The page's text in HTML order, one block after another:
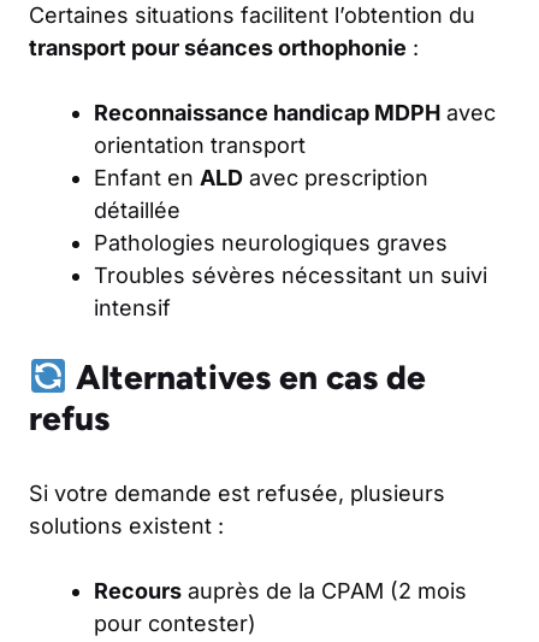
Certaines situations facilitent l’obtention du
transport pour séances orthophonie :
Reconnaissance handicap MDPH avec
orientation transport
Enfant en ALD avec prescription
détaillée
Pathologies neurologiques graves
Troubles sévères nécessitant un suivi
intensif
Alternatives en cas de
refus
Si votre demande est refusée, plusieurs
solutions existent :
Recours auprès de la CPAM (2 mois
pour contester)